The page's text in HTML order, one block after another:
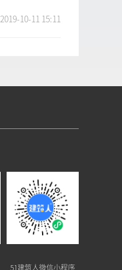
2019-10-11 15:11
51建筑人微信小程序